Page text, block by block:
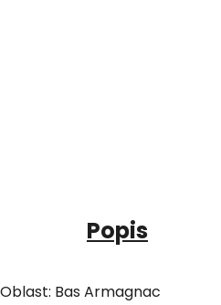
Popis
Oblast: Bas Armagnac